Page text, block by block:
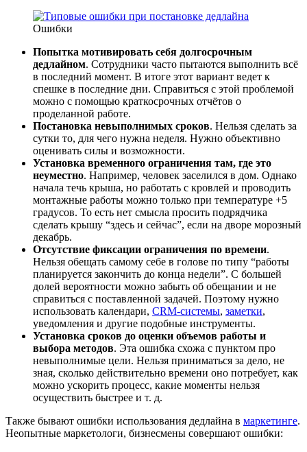
Ошибки
Попытка мотивировать себя долгосрочным
дедлайном. Сотрудники часто пытаются выполнить всё
в последний момент. В итоге этот вариант ведет к
спешке в последние дни. Справиться с этой проблемой
можно с помощью краткосрочных отчётов о
проделанной работе.
Постановка невыполнимых сроков. Нельзя сделать за
сутки то, для чего нужна неделя. Нужно объективно
оценивать силы и возможности.
Установка временного ограничения там, где это
неуместно. Например, человек заселился в дом. Однако
начала течь крыша, но работать с кровлей и проводить
монтажные работы можно только при температуре +5
градусов. То есть нет смысла просить подрядчика
сделать крышу “здесь и сейчас”, если на дворе морозный
декабрь.
Отсутствие фиксации ограничения по времени.
Нельзя обещать самому себе в голове по типу “работы
планируется закончить до конца недели”. С большей
долей вероятности можно забыть об обещании и не
справиться с поставленной задачей. Поэтому нужно
использовать календари, CRM-системы, заметки,
уведомления и другие подобные инструменты.
Установка сроков до оценки объемов работы и
выбора методов. Эта ошибка схожа с пунктом про
невыполнимые цели. Нельзя приниматься за дело, не
зная, сколько действительно времени оно потребует, как
можно ускорить процесс, какие моменты нельзя
осуществить быстрее и т. д.
Также бывают ошибки использования дедлайна в маркетинге.
Неопытные маркетологи, бизнесмены совершают ошибки: